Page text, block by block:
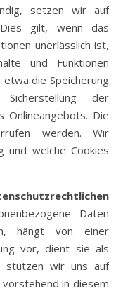
setzen wir auf
gilt, wenn das
unerlässlich ist,
und Funktionen
die Speicherung
der
Onlineangebots. Die
werden. Wir
und welche Cookies
Daten
hängt von einer
vor, dient sie als
stützen wir uns auf
in diesem